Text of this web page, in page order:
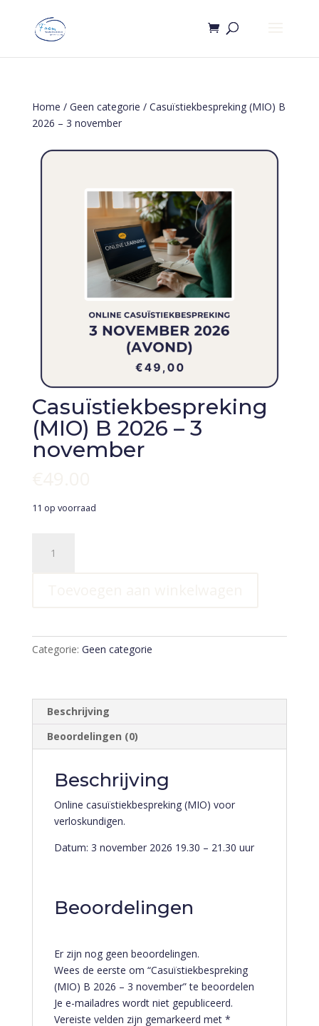
Home / Geen categorie / Casuïstiekbespreking (MIO) B
2026 – 3 november
Casuïstiekbespreking
(MIO) B 2026 – 3
november
11 op voorraad
(MIO)
november
aantal
Categorie: Geen categorie
Beschrijving
Beoordelingen (0)
Beschrijving
Online casuïstiekbespreking (MIO) voor
verloskundigen.
Datum: 3 november 2026 19.30 – 21.30 uur
Beoordelingen
Er zijn nog geen beoordelingen.
Wees de eerste om “Casuïstiekbespreking
(MIO) B 2026 – 3 november” te beoordelen
Je e-mailadres wordt niet gepubliceerd.
Vereiste velden zijn gemarkeerd met *